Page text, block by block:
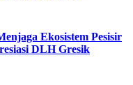
Ekosistem Pesisir
DLH Gresik